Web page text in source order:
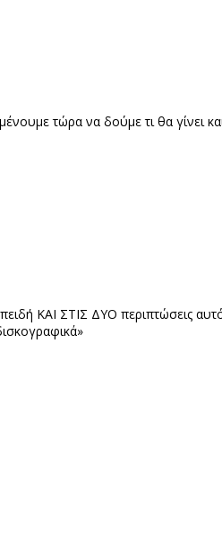
τώρα να δούμε τι θα γίνει
ΚΑΙ ΣΤΙΣ ΔΥΟ περιπτώσεις